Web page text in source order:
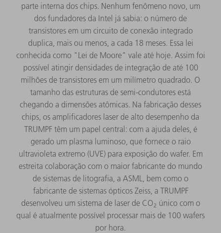
parte interna dos chips. Nenhum fenômeno novo, um
dos fundadores da Intel já sabia: o número de
transistores em um circuito de conexão integrado
duplica, mais ou menos, a cada 18 meses. Essa lei
conhecida como "Lei de Moore" vale até hoje. Assim foi
possível atingir densidades de integração de até 100
milhões de transistores em um milímetro quadrado. O
tamanho das estruturas de semi-condutores está
chegando a dimensões atômicas. Na fabricação desses
chips, os amplificadores laser de alto desempenho da
TRUMPF têm um papel central: com a ajuda deles, é
gerado um plasma luminoso, que fornece o raio
ultravioleta extremo (UVE) para exposição do wafer. Em
estreita colaboração com o maior fabricante do mundo
de sistemas de litografia, a ASML, bem como o
fabricante de sistemas ópticos Zeiss, a TRUMPF
desenvolveu um sistema de laser de CO2 único com o
qual é atualmente possível processar mais de 100 wafers
por hora.